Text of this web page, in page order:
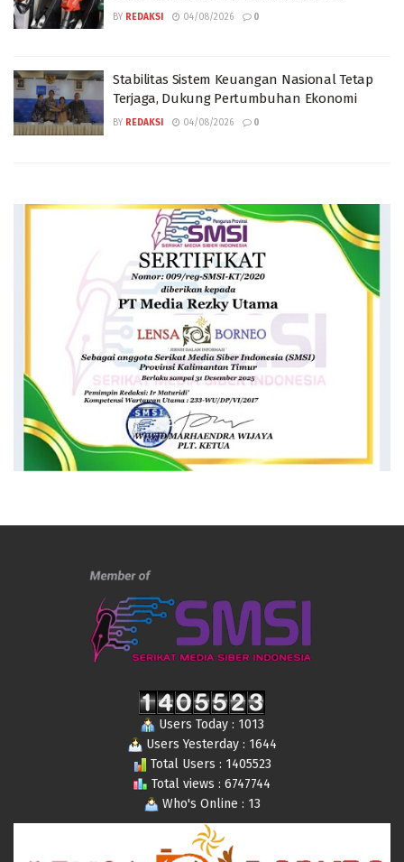
BY REDAKSI 04/08/2026 0
Stabilitas Sistem Keuangan Nasional Tetap
Terjaga, Dukung Pertumbuhan Ekonomi
BY REDAKSI 04/08/2026 0
Users Today : 1013
Users Yesterday : 1644
Total Users : 1405523
Total views : 6747744
Who's Online : 13